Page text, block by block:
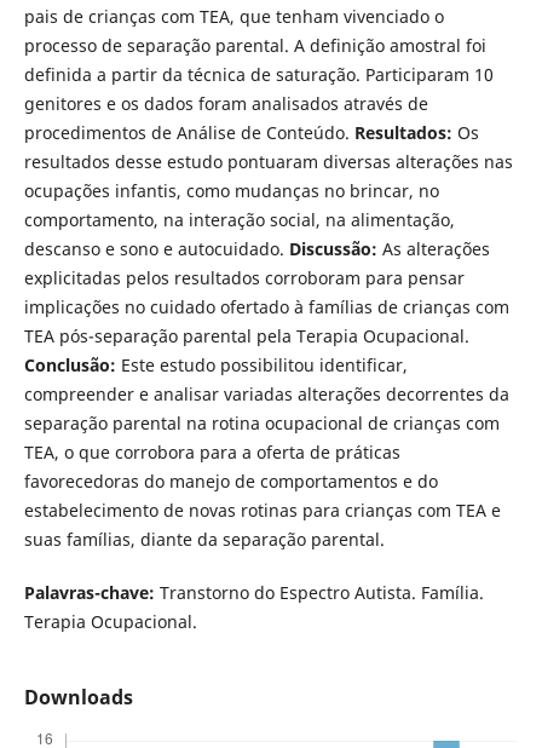
pais de crianças com TEA, que tenham vivenciado o
processo de separação parental. A definição amostral foi
definida a partir da técnica de saturação. Participaram 10
genitores e os dados foram analisados através de
procedimentos de Análise de Conteúdo. Resultados: Os
resultados desse estudo pontuaram diversas alterações nas
ocupações infantis, como mudanças no brincar, no
comportamento, na interação social, na alimentação,
descanso e sono e autocuidado. Discussão: As alterações
explicitadas pelos resultados corroboram para pensar
implicações no cuidado ofertado à famílias de crianças com
TEA pós-separação parental pela Terapia Ocupacional.
Conclusão: Este estudo possibilitou identificar,
compreender e analisar variadas alterações decorrentes da
separação parental na rotina ocupacional de crianças com
TEA, o que corrobora para a oferta de práticas
favorecedoras do manejo de comportamentos e do
estabelecimento de novas rotinas para crianças com TEA e
suas famílias, diante da separação parental.
Palavras-chave: Transtorno do Espectro Autista. Família.
Terapia Ocupacional.
Downloads